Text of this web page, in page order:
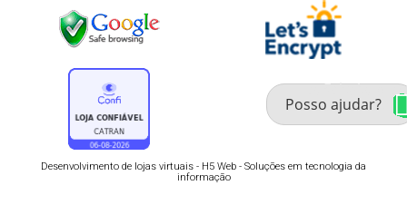
Desenvolvimento de lojas virtuais - H5 Web - Soluções em tecnologia da
informação
Fale com um especialista
enxoval